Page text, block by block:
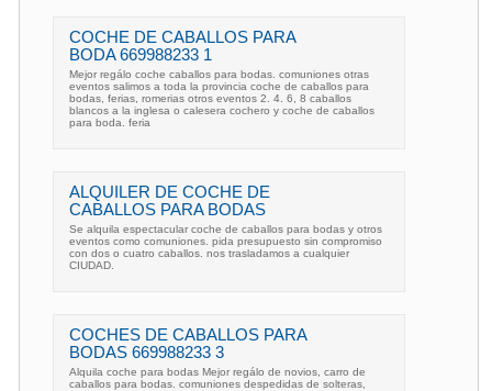
COCHE DE CABALLOS PARA
BODA 669988233 1
Mejor regálo coche caballos para bodas. comuniones otras
eventos salimos a toda la provincia coche de caballos para
bodas, ferias, romerias otros eventos 2. 4. 6, 8 caballos
blancos a la inglesa o calesera cochero y coche de caballos
para boda. feria
ALQUILER DE COCHE DE
CABALLOS PARA BODAS
Se alquila espectacular coche de caballos para bodas y otros
eventos como comuniones. pida presupuesto sin compromiso
con dos o cuatro caballos. nos trasladamos a cualquier
CIUDAD.
COCHES DE CABALLOS PARA
BODAS 669988233 3
Alquila coche para bodas Mejor regálo de novios, carro de
caballos para bodas. comuniones despedidas de solteras,